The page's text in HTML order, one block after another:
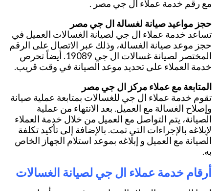
مع رقم خدمة عملاء ال جي مصر .
حجز مواعيد صيانة لغسالة ال جي مصر
تساعد خدمة عملاء ال جي لصيانة الغسالات العميل في
حجز موعد صيانة الغسالة، وذلك عبر الاتصال على الرقم
المختصر لصيانة غسالات ال جي 19089. أيضاً تحرص
خدمة العملاء على تحديد موعد الصيانة في وقت قريب.
المتابعة مع عملاء مركز ال جي مصر
تقوم خدمة عملاء ال جي للغسالات بمتابعة عملية صيانة
وإصلاح الغسالة مع العميل. بعد الانتهاء من عملية
الصيانة، يتم التواصل مع العميل من خلال خدمة العملاء
لإبلاغه بالإجراءات التي تمت. بالإضافة إلى تأكيد تكلفة
الصيانة مع العميل و إبلاغه بموعد استلام الجهاز الخاص
به.
أرقام خدمة عملاء ال جي لصيانة الغسالات